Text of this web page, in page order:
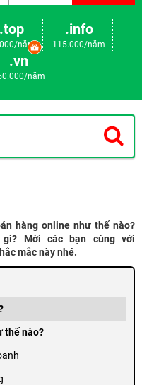
.top
năm
.info
115.000/năm
.vn
năm
hàng online như thế nào?
Mời các bạn cùng với
mắc này nhé.
thế nào?